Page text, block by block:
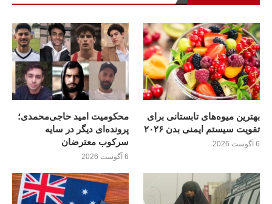
بهترین میوه‌های تابستانی برای
تقویت سیستم ایمنی بدن ۲۰۲۶
6 آگوست 2026
محکومیت امید حاجی‌محمدی؛
پرونده‌ای دیگر در سایه
سرکوب معترضان
6 آگوست 2026